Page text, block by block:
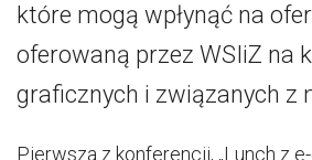
które mogą wpłynąć na
oferowaną przez WSIiZ na
graficznych i związanych z
Pierwsza z konferencji, „Lunch z